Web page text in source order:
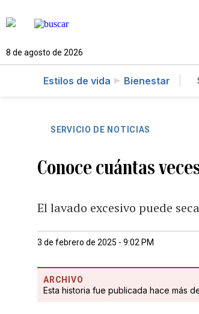
8 de agosto de 2026
Estilos de vida Bienestar
SERVICIO DE NOTICIAS
Conoce cuántas
El lavado excesivo puede
3 de febrero de 2025 - 9:02 PM
ARCHIVO
Esta historia fue publicada hace más